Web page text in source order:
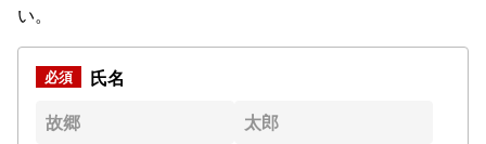
い。
氏名